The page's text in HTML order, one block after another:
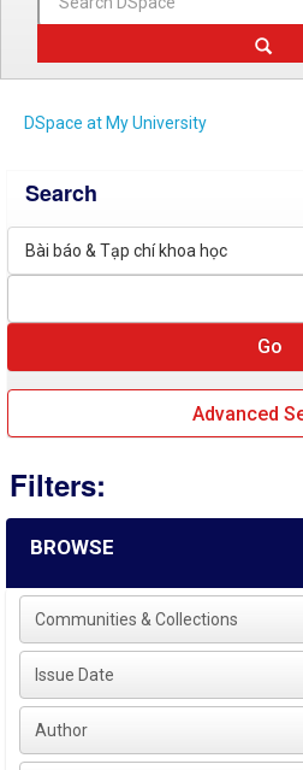
DSpace at My University
Search
Advanced
Filters:
BROWSE
Communities & Collections
Issue Date
Author